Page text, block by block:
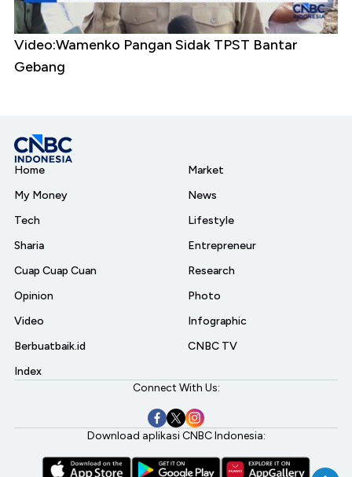
Video:Wamenko Pangan Sidak TPST Bantar
Gebang
Home
My Money
Tech
Sharia
Cuap Cuap Cuan
Opinion
Video
Berbuatbaik.id
Index
Market
News
Lifestyle
Entrepreneur
Research
Photo
Infographic
CNBC TV
Connect With Us:
Download aplikasi CNBC Indonesia: